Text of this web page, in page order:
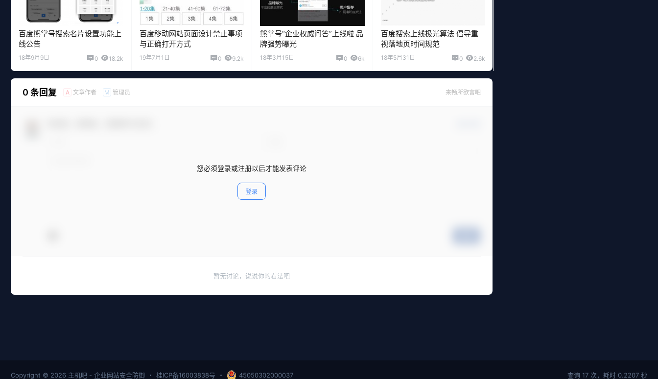
百度熊掌号搜索名片设置功能上
线公告
18年9月9日 0 18.2k
百度移动网站页面设计禁止事项
与正确打开方式
19年7月1日 0 9.2k
熊掌号“企业权威问答”上线啦 品
牌强势曝光
18年3月15日 0 6k
百度搜索上线极光算法 倡导重
视落地页时间规范
18年5月31日 0 2.6k
0 条回复 A 文章作者 M 管理员 来畅所欲言吧
您必须登录或注册以后才能发表评论
登录
暂无讨论，说说你的看法吧
Copyright © 2026 主机吧 - 企业网站安全防御 ・ 桂ICP备16003838号 ・ 45050302000037 查询 17 次，耗时 0.2207 秒